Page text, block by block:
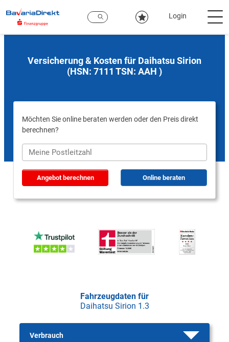
Hauptinhalt
Login
Versicherung & Kosten für Daihatsu Sirion
(HSN: 7111 TSN: AAH )
Möchten Sie online beraten werden oder den Preis direkt
berechnen?
Angebot berechnen Online beraten
Fahrzeugdaten für
Daihatsu Sirion 1.3
Verbrauch